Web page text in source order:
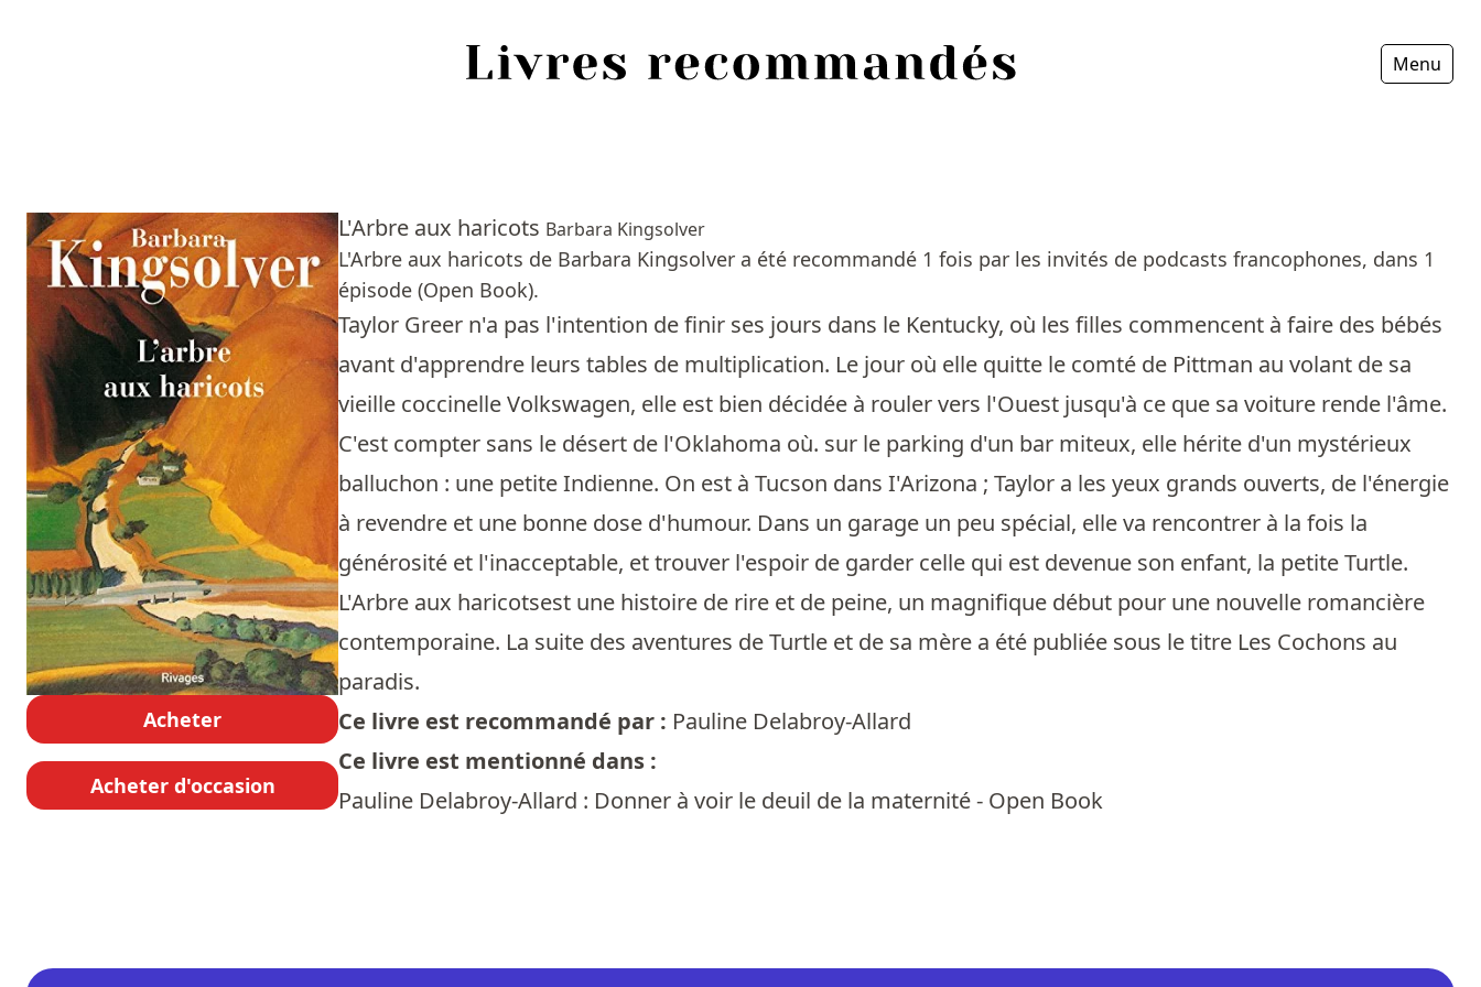
Menu
Acheter
Acheter d'occasion
L'Arbre aux haricots Barbara Kingsolver
L'Arbre aux haricots de Barbara Kingsolver a été recommandé 1 fois par les invités de podcasts francophones, dans 1
épisode (Open Book).
Taylor Greer n'a pas l'intention de finir ses jours dans le Kentucky, où les filles commencent à faire des bébés
avant d'apprendre leurs tables de multiplication. Le jour où elle quitte le comté de Pittman au volant de sa
vieille coccinelle Volkswagen, elle est bien décidée à rouler vers l'Ouest jusqu'à ce que sa voiture rende l'âme.
C'est compter sans le désert de l'Oklahoma où. sur le parking d'un bar miteux, elle hérite d'un mystérieux
balluchon : une petite Indienne. On est à Tucson dans I'Arizona ; Taylor a les yeux grands ouverts, de l'énergie
à revendre et une bonne dose d'humour. Dans un garage un peu spécial, elle va rencontrer à la fois la
générosité et l'inacceptable, et trouver l'espoir de garder celle qui est devenue son enfant, la petite Turtle.
L'Arbre aux haricotsest une histoire de rire et de peine, un magnifique début pour une nouvelle romancière
contemporaine. La suite des aventures de Turtle et de sa mère a été publiée sous le titre Les Cochons au
paradis.
Ce livre est recommandé par : Pauline Delabroy-Allard
Ce livre est mentionné dans :
Pauline Delabroy-Allard : Donner à voir le deuil de la maternité - Open Book
Sources
Personnes
Livres
Livres les plus recommandés
Prix littéraires